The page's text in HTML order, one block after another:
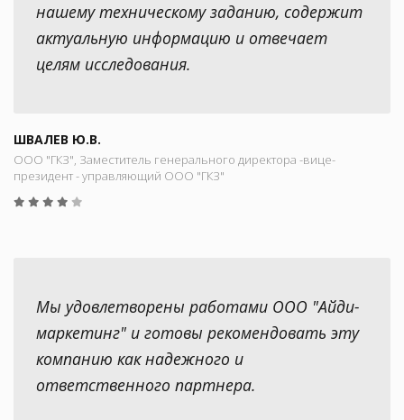
нашему техническому заданию, содержит
актуальную информацию и отвечает
целям исследования.
ШВАЛЕВ Ю.В.
ООО "ГКЗ", Заместитель генерального директора -вице-
президент - управляющий ООО "ГКЗ"
Мы удовлетворены работами ООО "Айди-
маркетинг" и готовы рекомендовать эту
компанию как надежного и
ответственного партнера.